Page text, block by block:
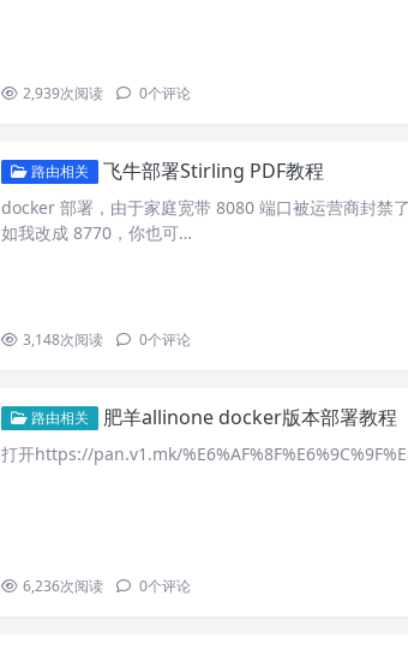
2,939次阅读 0个评论
路由相关 飞牛部署Stirling PDF教程
docker 部署，由于家庭宽带 8080 端口被运营商封禁
如我改成 8770，你也可…
3,148次阅读 0个评论
路由相关 肥羊allinone docker版本部署教程
打开https://pan.v1.mk/
6,236次阅读 0个评论